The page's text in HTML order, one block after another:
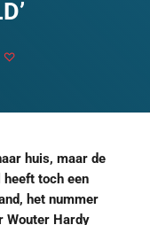
huis, maar de
toch een
het nummer
Wouter Hardy